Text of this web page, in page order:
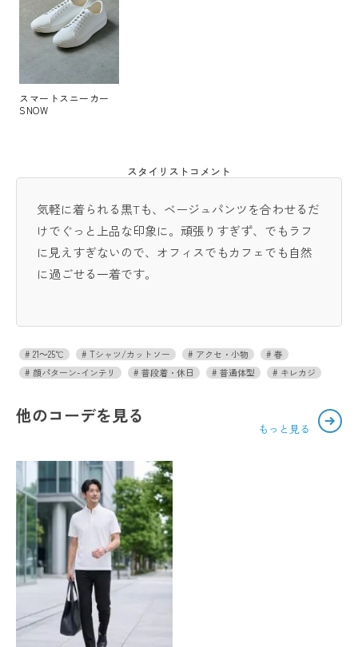
スマートスニーカー
SNOW
スタイリストコメント
気軽に着られる黒Tも、ベージュパンツを合わせるだ
けでぐっと上品な印象に。頑張りすぎず、でもラフ
に見えすぎないので、オフィスでもカフェでも自然
に過ごせる一着です。
21～25℃ Tシャツ/カットソー アクセ・小物
春
顔パターン-インテリ
普段着・休日 普通体型 キレカジ
他のコーデを見る
もっと見る